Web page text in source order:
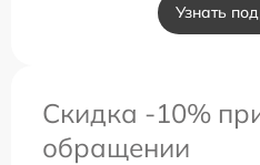
Узнать
Скидка -10%
обращении